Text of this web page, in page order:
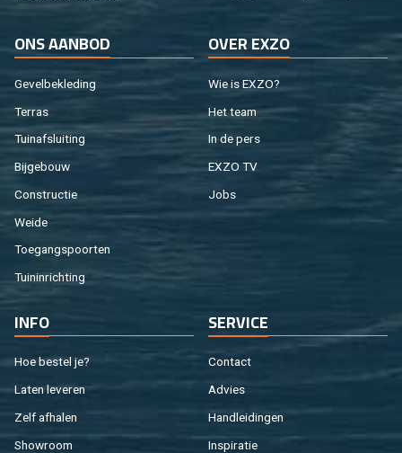
ONS AAN­BOD
Ge­vel­be­kle­ding
Ter­ras
Tuin­af­slui­ting
Bij­ge­bouw
Con­struc­tie
Weide
Toe­gangs­poor­ten
Tuin­in­rich­ting
OVER EXZO
Wie is EXZO?
Het team
In de pers
EXZO TV
Jobs
INFO
Hoe be­stel je?
Laten le­ve­ren
Zelf af­ha­len
Show­room
SER­VI­CE
Con­tact
Ad­vies
Hand­lei­din­gen
In­spi­ra­tie